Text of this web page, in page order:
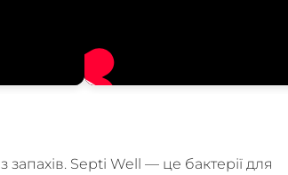
запахів. Septi Well — це бактерії для